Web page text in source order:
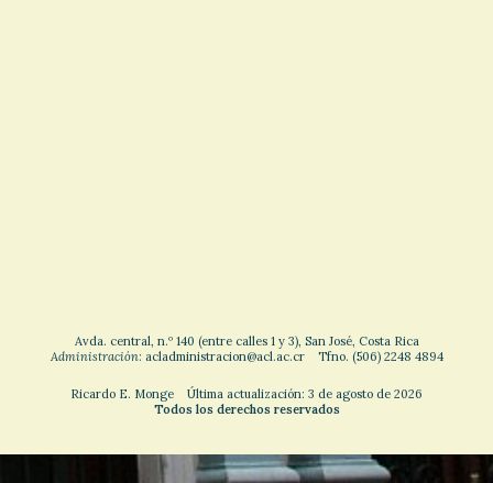
Avda. central, n.º 140 (entre calles 1 y 3), San José, Costa Rica
Administración: acladministracion@acl.ac.cr Tfno. (506) 2248 4894
Ricardo E. Monge Última actualización: 3 de agosto de 2026
Todos los derechos reservados